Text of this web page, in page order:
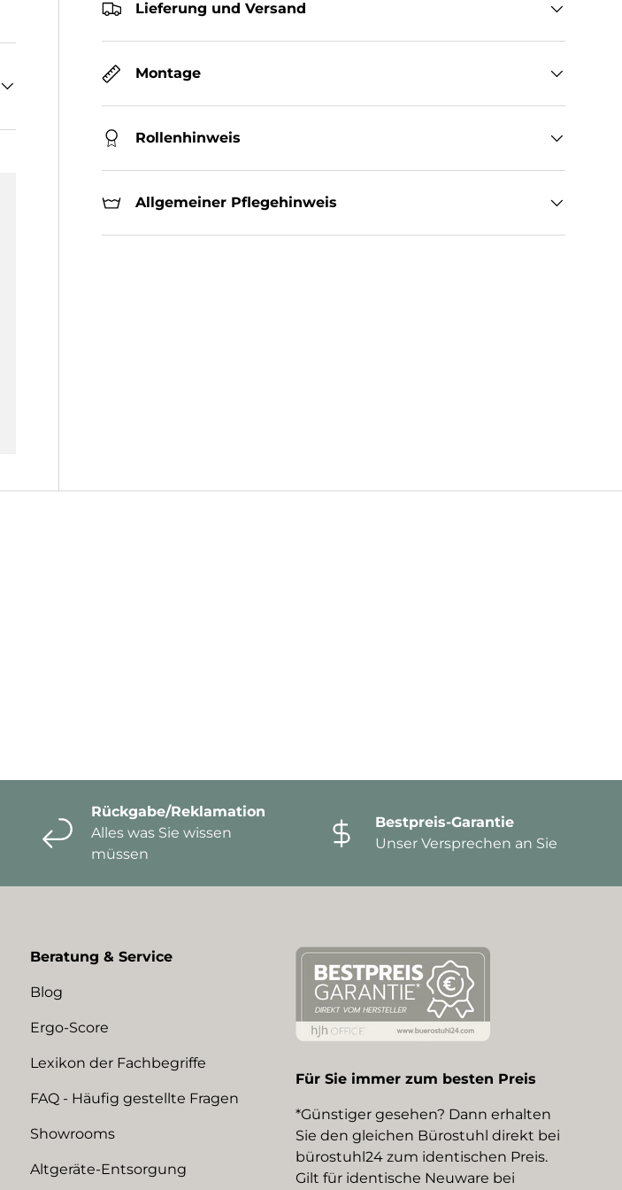
Lieferung und Versand
Montage
Rollenhinweis
Allgemeiner Pflegehinweis
Rückgabe/Reklamation
Alles was Sie wissen
müssen
Bestpreis-Garantie
Unser Versprechen an Sie
Beratung & Service
Blog
Ergo-Score
Lexikon der Fachbegriffe
FAQ - Häufig gestellte Fragen
Showrooms
Altgeräte-Entsorgung
Für Sie immer zum besten Preis
*Günstiger gesehen? Dann erhalten
Sie den gleichen Bürostuhl direkt bei
bürostuhl24 zum identischen Preis.
Gilt für identische Neuware bei